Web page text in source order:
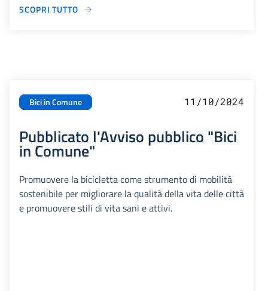
SCOPRI TUTTO
Bici in Comune 11/10/2024
Pubblicato l'Avviso pubblico "Bici
in Comune"
Promuovere la bicicletta come strumento di mobilità
sostenibile per migliorare la qualità della vita delle città
e promuovere stili di vita sani e attivi.